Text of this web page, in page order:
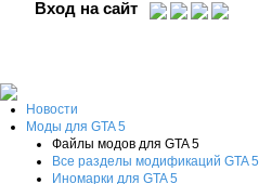
Вход на сайт
Новости
Моды для GTA 5
Файлы модов для GTA 5
Все разделы модификаций GTA 5
Иномарки для GTA 5